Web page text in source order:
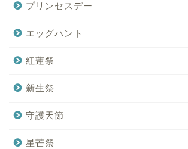
プリンセスデー
エッグハント
紅蓮祭
新生祭
守護天節
星芒祭